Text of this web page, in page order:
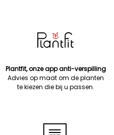
Plantfit, onze app anti-verspilling
Advies op maat om de planten
te kiezen die bij u passen.